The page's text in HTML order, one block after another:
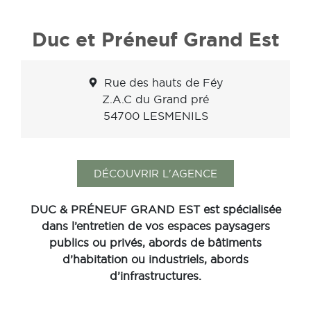
Duc et Préneuf Grand Est
Rue des hauts de Féy
Z.A.C du Grand pré
54700 LESMENILS
DÉCOUVRIR L'AGENCE
DUC & PRÉNEUF GRAND EST est spécialisée
dans l’entretien de vos espaces paysagers
publics ou privés, abords de bâtiments
d’habitation ou industriels, abords
d’infrastructures.